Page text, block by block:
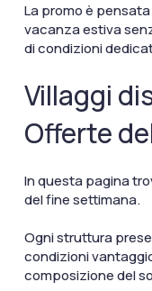
La promo è
vacanza estiva
di condizioni
Villaggi
Offerte
In questa pagina
del fine settimana.
Ogni struttura
condizioni
composizione del